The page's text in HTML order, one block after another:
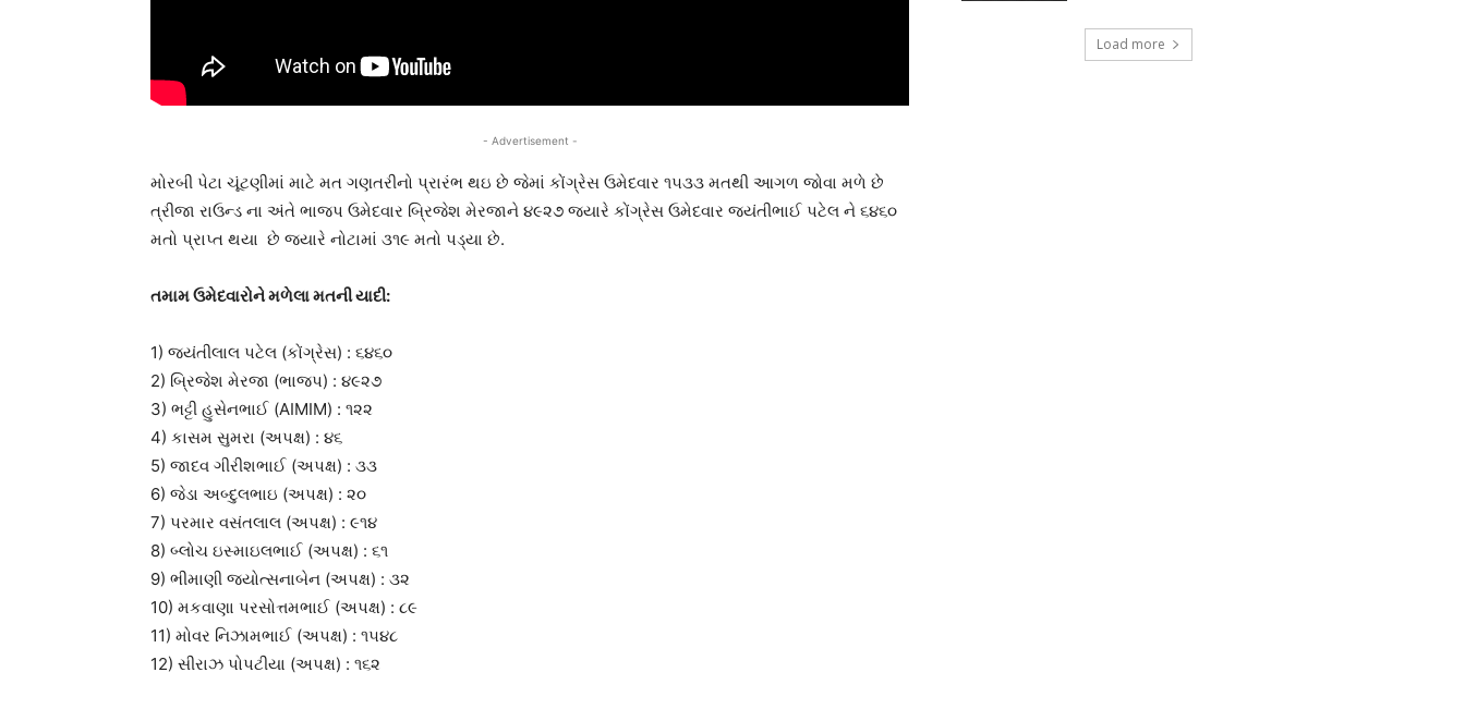
- Advertisement -
મોરબી પેટા ચૂંટણીમાં માટે મત ગણતરીનો પ્રારંભ થઇ છે જેમાં કોંગ્રેસ ઉમેદવાર ૧૫૩૩ મતથી આગળ જોવા મળે છે
ત્રીજા રાઉન્ડ ના અંતે ભાજપ ઉમેદવાર બ્રિજેશ મેરજાને ૪૯૨૭ જયારે કોંગ્રેસ ઉમેદવાર જયંતીભાઈ પટેલ ને ૬૪૬૦
મતો પ્રાપ્ત થયા છે જયારે નોટામાં ૩૧૯ મતો પડ્યા છે.
તમામ ઉમેદવારોને મળેલા મતની યાદી:
1) જ્યંતીલાલ પટેલ (કોંગ્રેસ) : ૬૪૬૦
2) બ્રિજેશ મેરજા (ભાજપ) : ૪૯૨૭
3) ભટ્ટી હુસેનભાઈ (AIMIM) : ૧૨૨
4) કાસમ સુમરા (અપક્ષ) : ૪૬
5) જાદવ ગીરીશભાઈ (અપક્ષ) : ૩૩
6) જેડા અબ્દુલભાઇ (અપક્ષ) : ૨૦
7) પરમાર વસંતલાલ (અપક્ષ) : ૯૧૪
8) બ્લોચ ઇસ્માઇલભાઈ (અપક્ષ) : ૬૧
9) ભીમાણી જ્યોત્સનાબેન (અપક્ષ) : ૩૨
10) મકવાણા પરસોત્તમભાઈ (અપક્ષ) : ૮૯
11) મોવર નિઝામભાઈ (અપક્ષ) : ૧૫૪૮
12) સીરાઝ પોપટીયા (અપક્ષ) : ૧૬૨
Load more